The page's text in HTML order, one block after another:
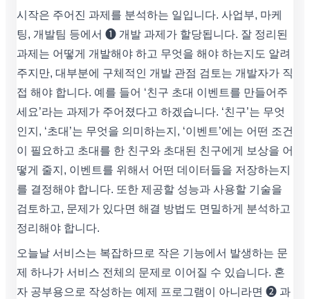
시작은 주어진 과제를 분석하는 일입니다. 사업부, 마케
팅, 개발팀 등에서 ❶ 개발 과제가 할당됩니다. 잘 정리된
과제는 어떻게 개발해야 하고 무엇을 해야 하는지도 알려
주지만, 대부분에 구체적인 개발 관점 검토는 개발자가 직
접 해야 합니다. 예를 들어 ‘친구 초대 이벤트를 만들어주
세요’라는 과제가 주어졌다고 하겠습니다. ‘친구’는 무엇
인지, ‘초대’는 무엇을 의미하는지, ‘이벤트’에는 어떤 조건
이 필요하고 초대를 한 친구와 초대된 친구에게 보상을 어
떻게 줄지, 이벤트를 위해서 어떤 데이터들을 저장하는지
를 결정해야 합니다. 또한 제공할 성능과 사용할 기술을
검토하고, 문제가 있다면 해결 방법도 면밀하게 분석하고
정리해야 합니다.
오늘날 서비스는 복잡하므로 작은 기능에서 발생하는 문
제 하나가 서비스 전체의 문제로 이어질 수 있습니다. 혼
자 공부용으로 작성하는 예제 프로그램이 아니라면 ❷ 과